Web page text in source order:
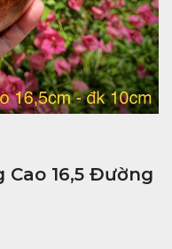
Cao 16,5 Đường